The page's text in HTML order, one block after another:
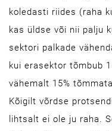
koledasti riides (raha
kas üldse või nii palju
sektori palkade
kui erasektor tõmbub
vähemalt 15%
Kõigilt võrdse
lihtsalt ei ole ju raha.